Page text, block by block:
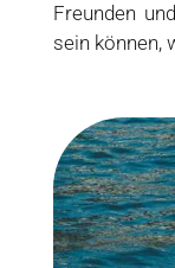
Freunden
sein können,